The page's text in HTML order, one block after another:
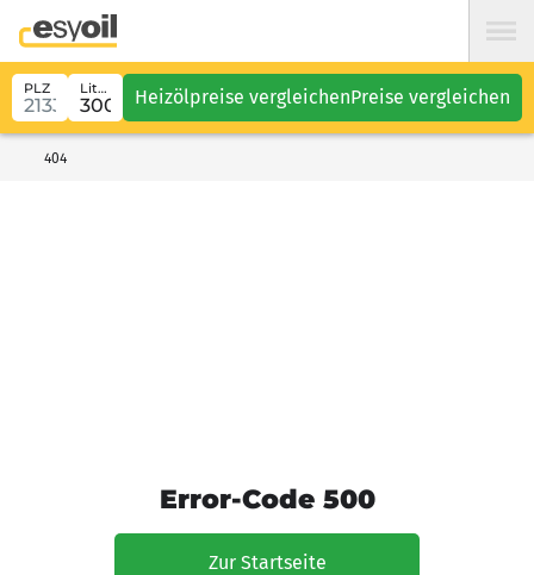
PLZ Liter Heizölpreise vergleichenPreise vergleichen
404
Error-Code 500
Zur Startseite